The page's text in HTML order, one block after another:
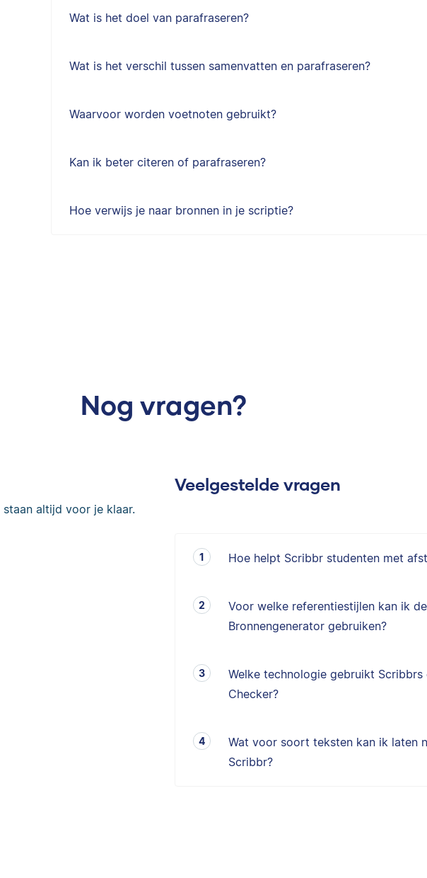
Wat is het doel van parafraseren?
Wat is het verschil tussen samenvatten en parafraseren?
Waarvoor worden voetnoten gebruikt?
Kan ik beter citeren of parafraseren?
Hoe verwijs je naar bronnen in je scriptie?
Nog vragen?
staan altijd voor je klaar.
Veelgestelde vragen
Hoe helpt Scribbr studenten met
Voor welke referentiestijlen kan ik
Bronnengenerator gebruiken?
Welke technologie gebruikt Scribbrs
Checker?
Wat voor soort teksten kan ik laten
Scribbr?